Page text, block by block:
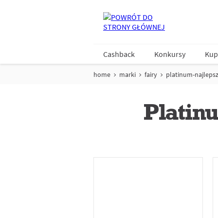
Cashback Konkursy
home marki fairy platinum-